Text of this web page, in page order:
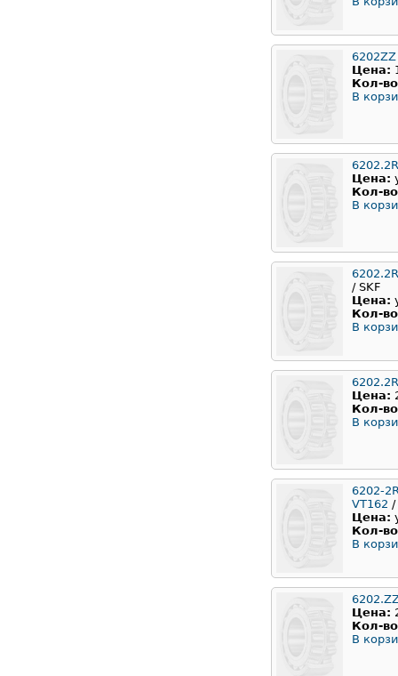
6202ZZ
Цена:
Кол-
В
Цена:
Кол-
В
/ SKF
Цена:
Кол-
В
Цена:
Кол-
В
6202-
VT162 /
Цена:
Кол-
В
Цена:
Кол-
В